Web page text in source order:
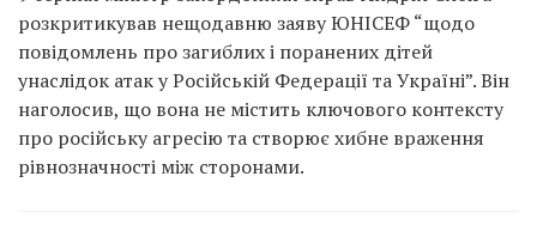
розкритикував нещодавню заяву ЮНІСЕФ “щодо
повідомлень про загиблих і поранених дітей
унаслідок атак у Російській Федерації та Україні”. Він
наголосив, що вона не містить ключового контексту
про російську агресію та створює хибне враження
рівнозначності між сторонами.